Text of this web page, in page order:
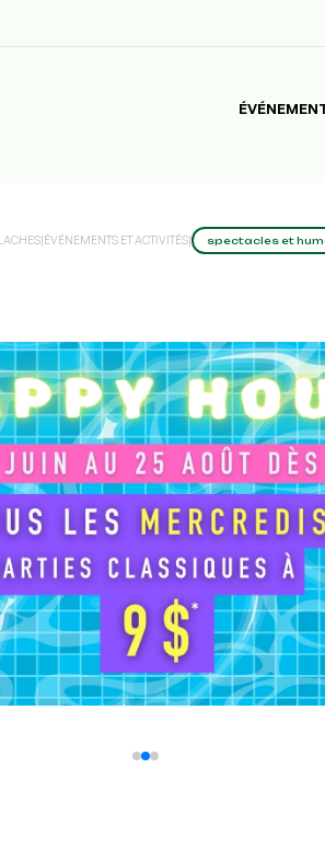
|ÉVÉNEMENTS ET ACTIVITÉS| spectacles et